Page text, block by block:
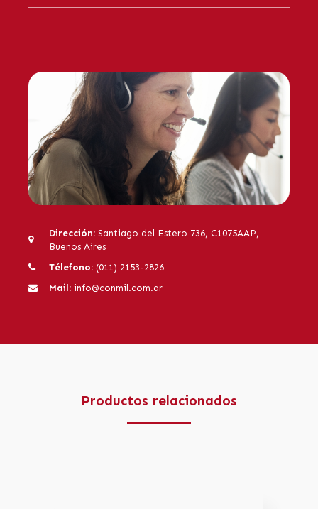
Dirección:Santiago del Estero 736, C1075AAP,
Buenos Aires
Télefono:(011) 2153-2826
Mail:info@conmil.com.ar
Productos relacionados